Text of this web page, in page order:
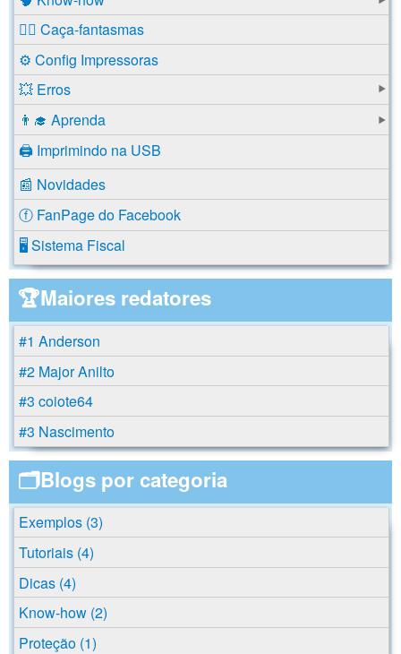
🕵️‍♂️ Caça-fantasmas
⚙️ Config Impressoras
💥 Erros
👨‍🎓 Aprenda
🖨️ Imprimindo na USB
📰 Novidades
ⓕ FanPage do Facebook
🖥️ Sistema Fiscal
🏆Maiores redatores
#1 Anderson
#2 Major Anilto
#3 coiote64
#3 Nascimento
🗂️Blogs por categoria
Exemplos (3)
Tutoriais (4)
Dicas (4)
Know-how (2)
Proteção (1)